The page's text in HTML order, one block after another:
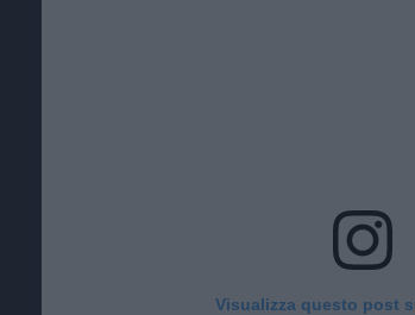
Visualizza questo post